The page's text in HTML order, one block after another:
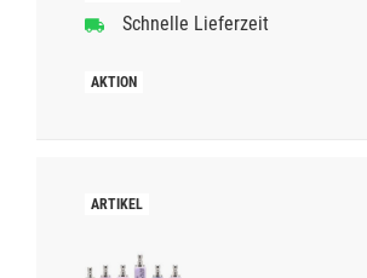
Schnelle Lieferzeit